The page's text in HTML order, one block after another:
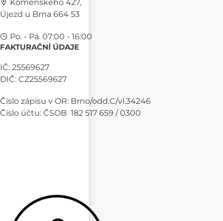
Komenského 427,
Újezd u Brna 664 53
Po. - Pá. 07:00 - 16:00
FAKTURAČNÍ ÚDAJE
IČ: 25569627
DIČ: CZ25569627
Číslo zápisu v OR: Brno/odd.C/vl.34246
Číslo účtu: ČSOB 182 517 659 / 0300